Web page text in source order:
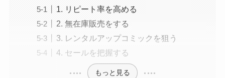
1. リピート率を高める
2. 無在庫販売をする
3. レンタルアップコミックを狙う
4. セールを把握する
もっと見る